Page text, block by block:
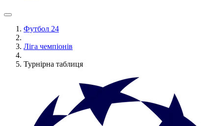
Футбол 24
Ліга чемпіонів
Турнірна таблиця